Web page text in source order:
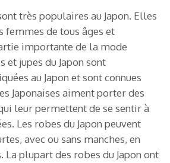
très populaires au Japon. Elles
femmes de tous âges et
importante de la mode
et jupes du Japon sont
au Japon et sont connues
Japonaises aiment porter des
leur permettent de se sentir à
Les robes du Japon peuvent
avec ou sans manches, en
La plupart des robes du Japon ont